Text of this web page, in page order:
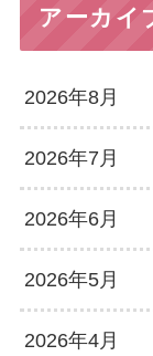
アーカイ
2026年8月
2026年7月
2026年6月
2026年5月
2026年4月